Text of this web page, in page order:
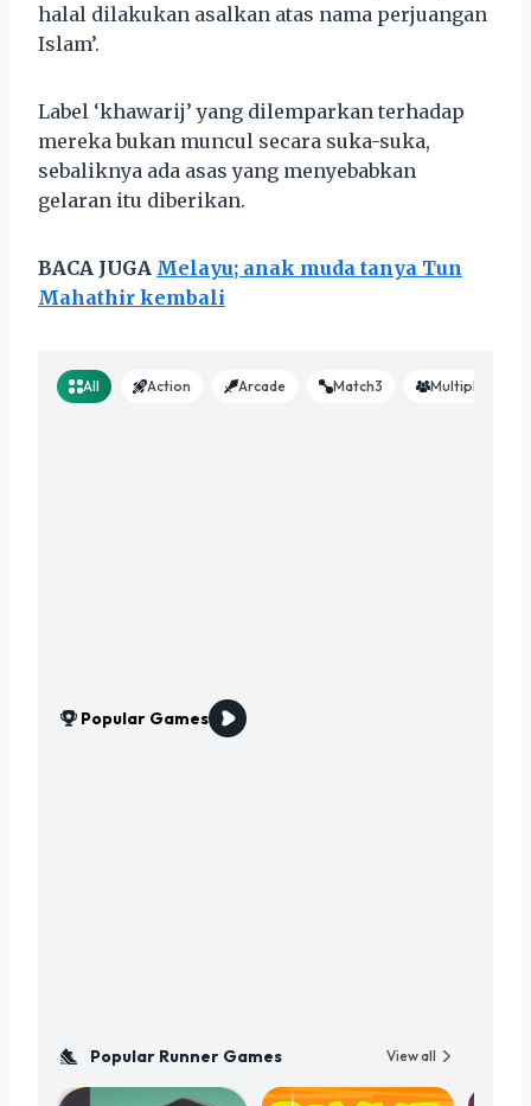
halal dilakukan asalkan atas nama perjuangan
Islam’.
Label ‘khawarij’ yang dilemparkan terhadap
mereka bukan muncul secara suka-suka,
sebaliknya ada asas yang menyebabkan
gelaran itu diberikan.
BACA JUGA Melayu; anak muda tanya Tun
Mahathir kembali